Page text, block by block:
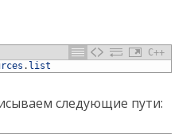
C++
. list
следующие пути: